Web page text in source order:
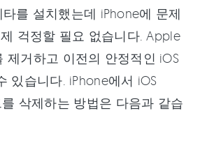
타를 설치했는데 iPhone에 문제
걱정할 필요 없습니다. Apple
제거하고 이전의 안정적인 iOS
있습니다. iPhone에서 iOS
를 삭제하는 방법은 다음과 같습